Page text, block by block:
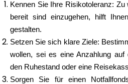
Kennen Sie Ihre Risikotoleranz:
bereit sind einzugehen, hilft
gestalten.
Setzen Sie sich klare Ziele:
wollen, sei es eine Anzahlung
den Ruhestand oder eine
Sorgen Sie für einen